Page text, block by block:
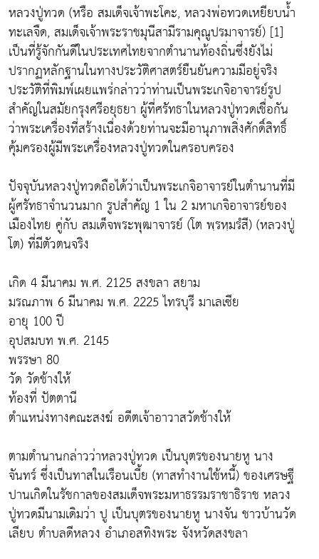
หลวงปู่ทวด (หรือ สมเด็จเจ้าพะโคะ, หลวงพ่อทวดเหยียบน้ำ
ทะเลจืด, สมเด็จเจ้าพระราชมุนีสามีรามคุณูปรมาจารย์) [1]
เป็นที่รู้จักกันดีในประเทศไทยจากตำนานท้องถิ่นซึ่งยังไม่
ปรากฏหลักฐานในทางประวัติศาสตร์ยืนยันความมีอยู่จริง
ประวัติที่พิมพ์เผยแพร่กล่าวว่าท่านเป็นพระเกจิอาจารย์รูป
สำคัญในสมัยกรุงศรีอยุธยา ผู้ที่ศรัทธาในหลวงปู่ทวดเชื่อกัน
ว่าพระเครื่องที่สร้างเนื่องด้วยท่านจะมีอานุภาพสิ่งศักดิ์สิทธิ์
คุ้มครองผู้มีพระเครื่องหลวงปู่ทวดในครอบครอง
ปัจจุบันหลวงปู่ทวดถือได้ว่าเป็นพระเกจิอาจารย์ในตำนานที่มี
ผู้ศรัทธาจำนวนมาก รูปสำคัญ 1 ใน 2 มหาเกจิอาจารย์ของ
เมืองไทย คู่กับ สมเด็จพระพุฒาจารย์ (โต พฺรหฺมรํสี) (หลวงปู่
โต) ที่มีตัวตนจริง
เกิด 4 มีนาคม พ.ศ. 2125 สงขลา สยาม
มรณภาพ 6 มีนาคม พ.ศ. 2225 ไทรบุรี มาเลเซีย
อายุ 100 ปี
อุปสมบท พ.ศ. 2145
พรรษา 80
วัด วัดช้างให้
ท้องที่ ปัตตานี
ตำแหน่งทางคณะสงฆ์ อดีตเจ้าอาวาสวัดช้างให้
ตามตำนานกล่าวว่าหลวงปู่ทวด เป็นบุตรของนายหู นาง
จันทร์ ซึ่งเป็นทาสในเรือนเบี้ย (ทาสทำงานใช้หนี้) ของเศรษฐี
ปานเกิดในรัชกาลของสมเด็จพระมหาธรรมราชาธิราช หลวง
ปู่ทวดมีนามเดิมว่า ปู เป็นบุตรของนายหู นางจัน ชาวบ้านวัด
เลียบ ตำบลดีหลวง อำเภอสทิงพระ จังหวัดสงขลา